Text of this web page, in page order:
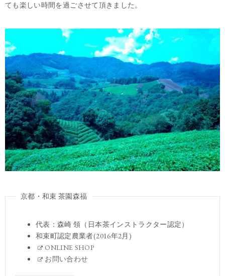
ても楽しい時間を過ごさせて頂きました。
京都・和束 茶園森福
代表：森崎 領（日本茶インストラクター認定）
和束町認定農業者(2016年2月)
ONLINE SHOP
お問い合わせ